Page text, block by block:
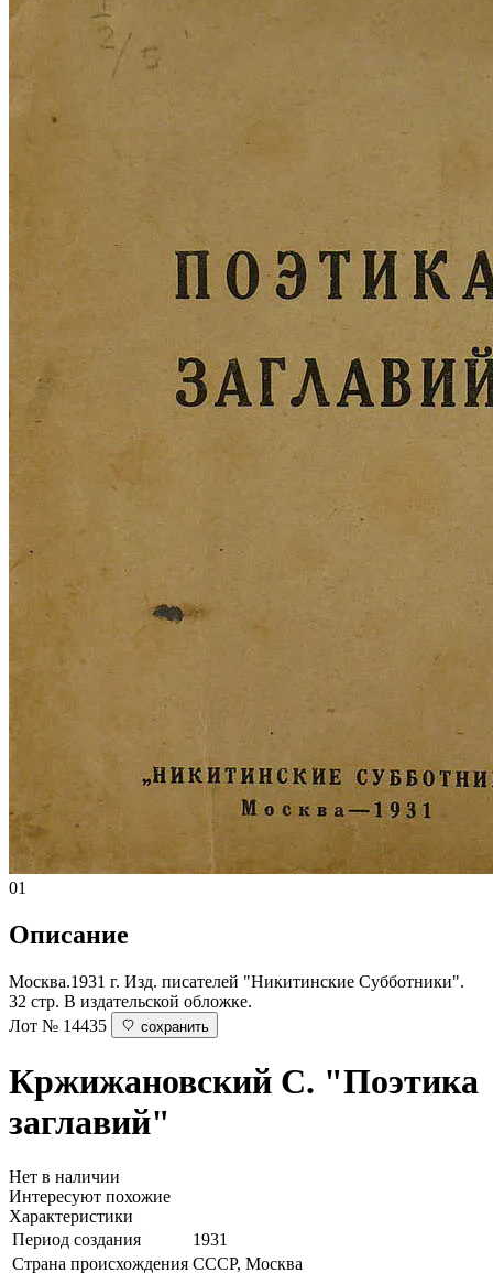
01
Описание
Москва.1931 г. Изд. писателей "Никитинские Субботники".
32 стр. В издательской обложке.
Лот № 14435
сохранить
Кржижановский С. "Поэтика
заглавий"
Нет в наличии
Интересуют похожие
Характеристики
Период создания
1931
Страна происхождения СССР, Москва